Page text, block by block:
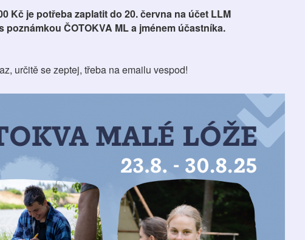
Kč je potřeba zaplatit do 20. června na účet LLM
poznámkou ČOTOKVA ML a jménem účastníka.
určitě se zeptej, třeba na emailu vespod!